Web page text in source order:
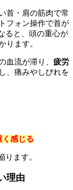
首・肩の筋肉で常
フォン操作で首が
ると、頭の重心が
ります。
血流が滞り、 疲労
し、痛みやしびれを
く感じる
ります。
理由